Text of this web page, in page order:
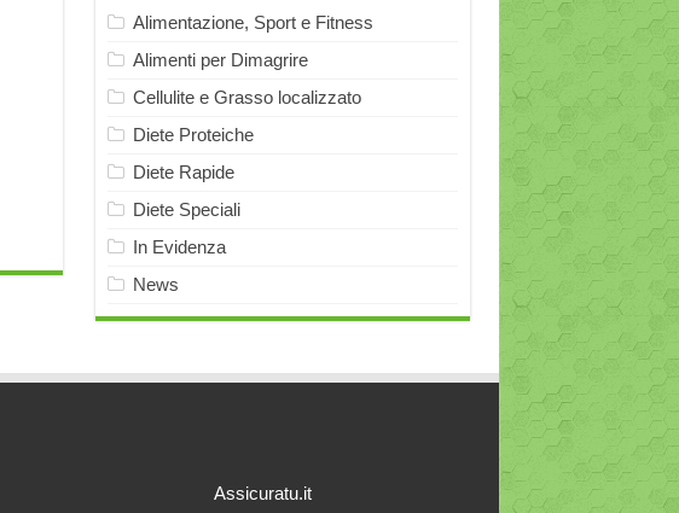
Alimentazione, Sport e Fitness
Alimenti per Dimagrire
Cellulite e Grasso localizzato
Diete Proteiche
Diete Rapide
Diete Speciali
In Evidenza
News
Assicuratu.it